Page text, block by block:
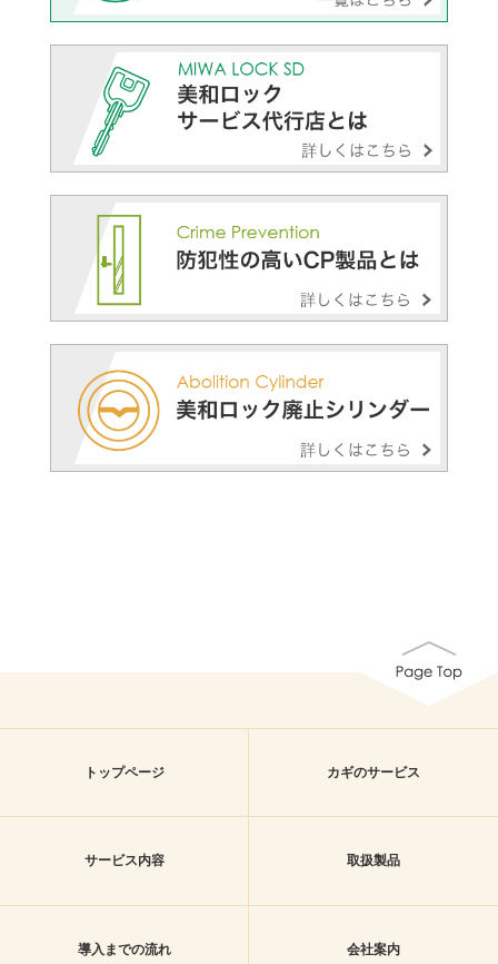
トップページ カギのサービス
サービス内容 取扱製品
導入までの流れ 会社案内